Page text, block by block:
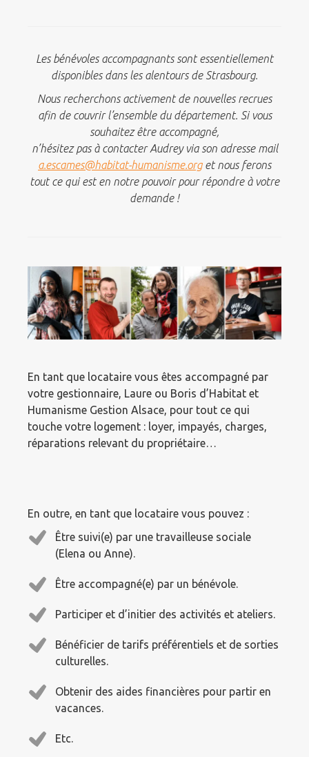
Les bénévoles accompagnants sont essentiellement
disponibles dans les alentours de Strasbourg.
Nous recherchons activement de nouvelles recrues
afin de couvrir l’ensemble du département. Si vous
souhaitez être accompagné,
n’hésitez pas à contacter Audrey via son adresse mail
a.escames@habitat-humanisme.orget nous ferons
tout ce qui est en notre pouvoir pour répondre à votre
demande !
En tant que locataire vous êtes accompagné par
votre gestionnaire, Laure ou Boris d’Habitat et
Humanisme Gestion Alsace, pour tout ce qui
touche votre logement : loyer, impayés, charges,
réparations relevant du propriétaire…
En outre, en tant que locataire vous pouvez :
Être suivi(e) par une travailleuse sociale
(Elena ou Anne).
Être accompagné(e) par un bénévole.
Participer et d’initier des activités et ateliers.
Bénéficier de tarifs préférentiels et de sorties
culturelles.
Obtenir des aides financières pour partir en
vacances.
Etc.